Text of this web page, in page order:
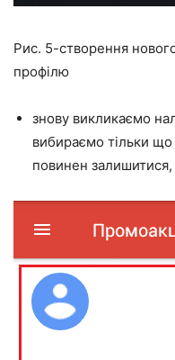
Рис. 5-створення
профілю
знову викликаємо
вибираємо тільки
повинен